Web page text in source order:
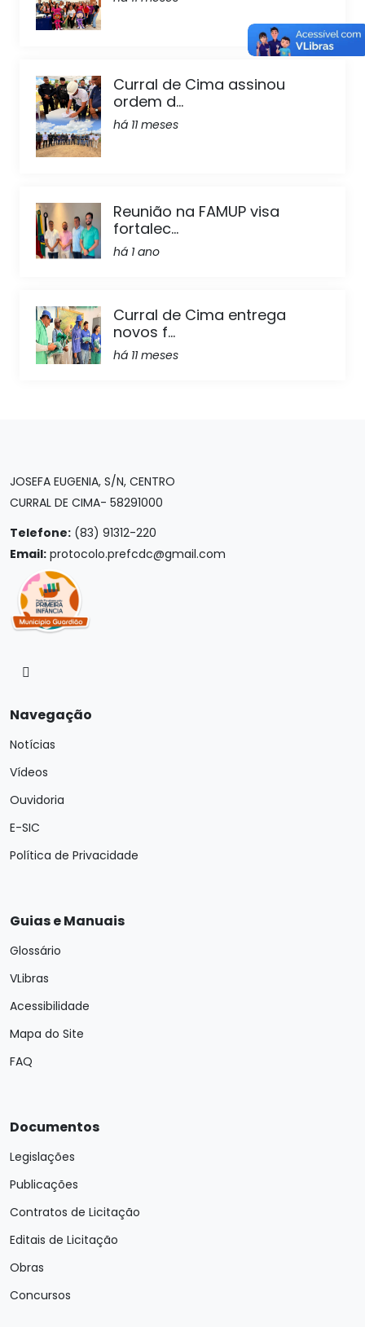
Curral de Cima assinou
ordem d...
há 11 meses
Reunião na FAMUP visa
fortalec...
há 1 ano
Curral de Cima entrega
novos f...
há 11 meses
JOSEFA EUGENIA, S/N, CENTRO
CURRAL DE CIMA- 58291000
Telefone: (83) 91312-220
Email: protocolo.prefcdc@gmail.com
Navegação
Notícias
Vídeos
Ouvidoria
E-SIC
Política de Privacidade
Guias e Manuais
Glossário
VLibras
Acessibilidade
Mapa do Site
FAQ
Documentos
Legislações
Publicações
Contratos de Licitação
Editais de Licitação
Obras
Concursos